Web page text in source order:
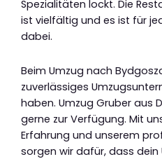
Spezialitäten lockt. Die
ist vielfältig und es ist für
dabei.
Beim Umzug nach
zuverlässiges
haben. Umzug Gruber aus
gerne zur Verfügung. Mit
Erfahrung und unserem
sorgen wir dafür, dass dein